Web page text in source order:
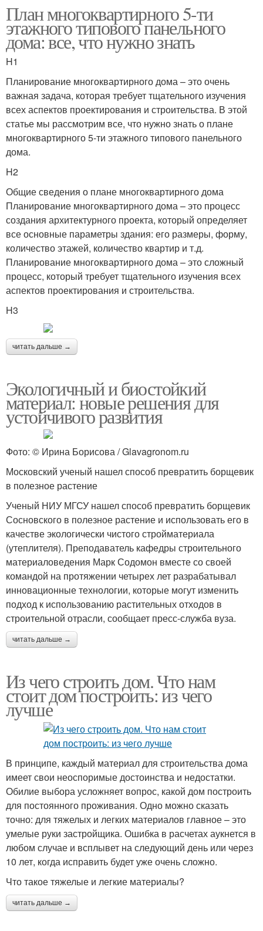
План многоквартирного 5-ти
этажного типового панельного
дома: все, что нужно знать
H1
Планирование многоквартирного дома – это очень
важная задача, которая требует тщательного изучения
всех аспектов проектирования и строительства. В этой
статье мы рассмотрим все, что нужно знать о плане
многоквартирного 5-ти этажного типового панельного
дома.
H2
Общие сведения о плане многоквартирного дома
Планирование многоквартирного дома – это процесс
создания архитектурного проекта, который определяет
все основные параметры здания: его размеры, форму,
количество этажей, количество квартир и т.д.
Планирование многоквартирного дома – это сложный
процесс, который требует тщательного изучения всех
аспектов проектирования и строительства.
H3
читать дальше →
Экологичный и биостойкий
материал: новые решения для
устойчивого развития
Фото: © Ирина Борисова / Glavagronom.ru
Московский ученый нашел способ превратить борщевик
в полезное растение
Ученый НИУ МГСУ нашел способ превратить борщевик
Сосновского в полезное растение и использовать его в
качестве экологически чистого стройматериала
(утеплителя). Преподаватель кафедры строительного
материаловедения Марк Содомон вместе со своей
командой на протяжении четырех лет разрабатывал
инновационные технологии, которые могут изменить
подход к использованию растительных отходов в
строительной отрасли, сообщает пресс-служба вуза.
читать дальше →
Из чего строить дом. Что нам
стоит дом построить: из чего
лучше
В принципе, каждый материал для строительства дома
имеет свои неоспоримые достоинства и недостатки.
Обилие выбора усложняет вопрос, какой дом построить
для постоянного проживания. Одно можно сказать
точно: для тяжелых и легких материалов главное – это
умелые руки застройщика. Ошибка в расчетах аукнется в
любом случае и всплывет на следующий день или через
10 лет, когда исправить будет уже очень сложно.
Что такое тяжелые и легкие материалы?
читать дальше →